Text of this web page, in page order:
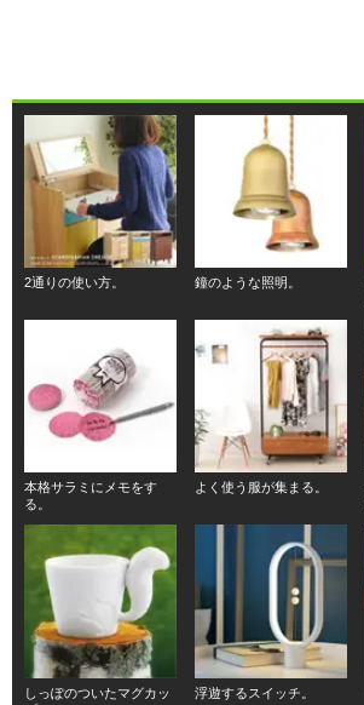
2通りの使い方。 鐘のような照明。
本格サラミにメモをす
る。
よく使う服が集まる。
しっぽのついたマグカッ
浮遊するスイッチ。